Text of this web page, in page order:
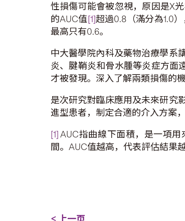
性損傷可能會被忽視，原因是X
的AUC值[1]超過0.8（滿分為1.0
最高只有0.6。
中大醫學院內科及藥物治療學系
炎、腱鞘炎和骨水腫等炎症方面
才被發現。深入了解兩類損傷的
是次研究對臨床應用及未來研究
進型患者，制定合適的介入方案
[1]AUC指曲線下面積，是一項
間。AUC值越高，代表評估結果越